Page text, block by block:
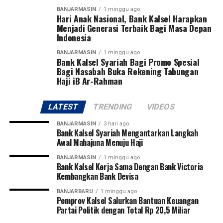
kebebasan pers, keterbukaan informasi, dan kemitraan
media sebagai pilar penting pembangunan daerah,”
“Dengan semangat bekerja bersama dengan insan pers
untuk menggerakkan Banjarmasin menuju kota yang
lebih bersih, lebih maju, lebih sejahtera, dan semakin
membanggakan,” tutupnya. [riv/nrl]
Post Views: 73
Sebarkan
WhatsApp 0 Facebook
Messenger 0 Twitter 0
Dampak dari gesekan ini mulai terasa di lapangan.
Hubungan kausalitasnya mungkin masih diperdebatkan,
namun realitasnya gerakan mahasiswa di Makassar,
Sulawesi Selatan, mulai bergerak turun ke jalan. Mereka
menyuarakan penolakan keras terhadap PSI dan
mengecam kedatangan Jokowi ke tanah Daeng.
Gelombang penolakan ini melempar ingatan publik
pada peristiwa demonstrasi besar pada Agustus tahun
lalu. Saat itu, kemarahan publik atas karpet merah
politik dinasti nyaris membakar legitimasi politik
Pertanyaannya kini: akankah para pimpinan negeri ini
memiliki sensitivitas untuk menahan diri? Ataukah
mereka memilih abai hingga memicu ledakan sosial yang
jauh lebih besar dari Agustus silam?
BANJARMASIN 1 minggu ago
Hari Anak Nasional, Bank Kalsel Harapkan
Menjadi Generasi Terbaik Bagi Masa Depan
Indonesia
BANJARMASIN 1 minggu ago
Bank Kalsel Syariah Bagi Promo Spesial
Bagi Nasabah Buka Rekening Tabungan
Haji iB Ar-Rahman
LATEST TRENDING VIDEOS
BANJARMASIN 3 hari ago
Bank Kalsel Syariah Mengantarkan Langkah
Awal Mahajuna Menuju Haji
BANJARMASIN 1 minggu ago
Bank Kalsel Kerja Sama Dengan Bank Victoria
Kembangkan Bank Devisa
BANJARBARU 1 minggu ago
Pemprov Kalsel Salurkan Bantuan Keuangan
Partai Politik dengan Total Rp 20,5 Miliar